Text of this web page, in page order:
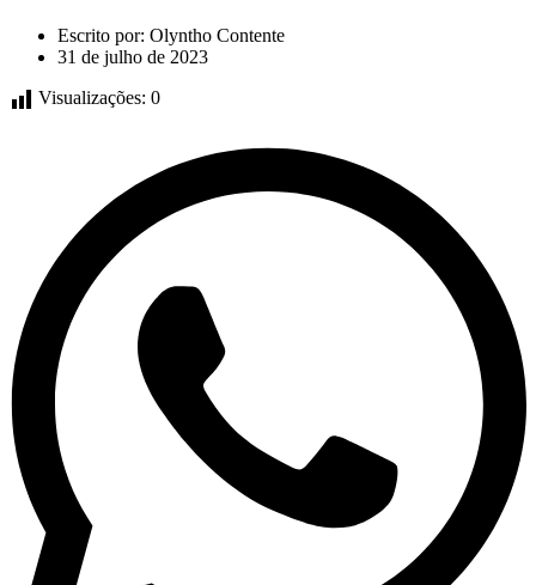
Escrito por: Olyntho Contente
31 de julho de 2023
Visualizações: 0